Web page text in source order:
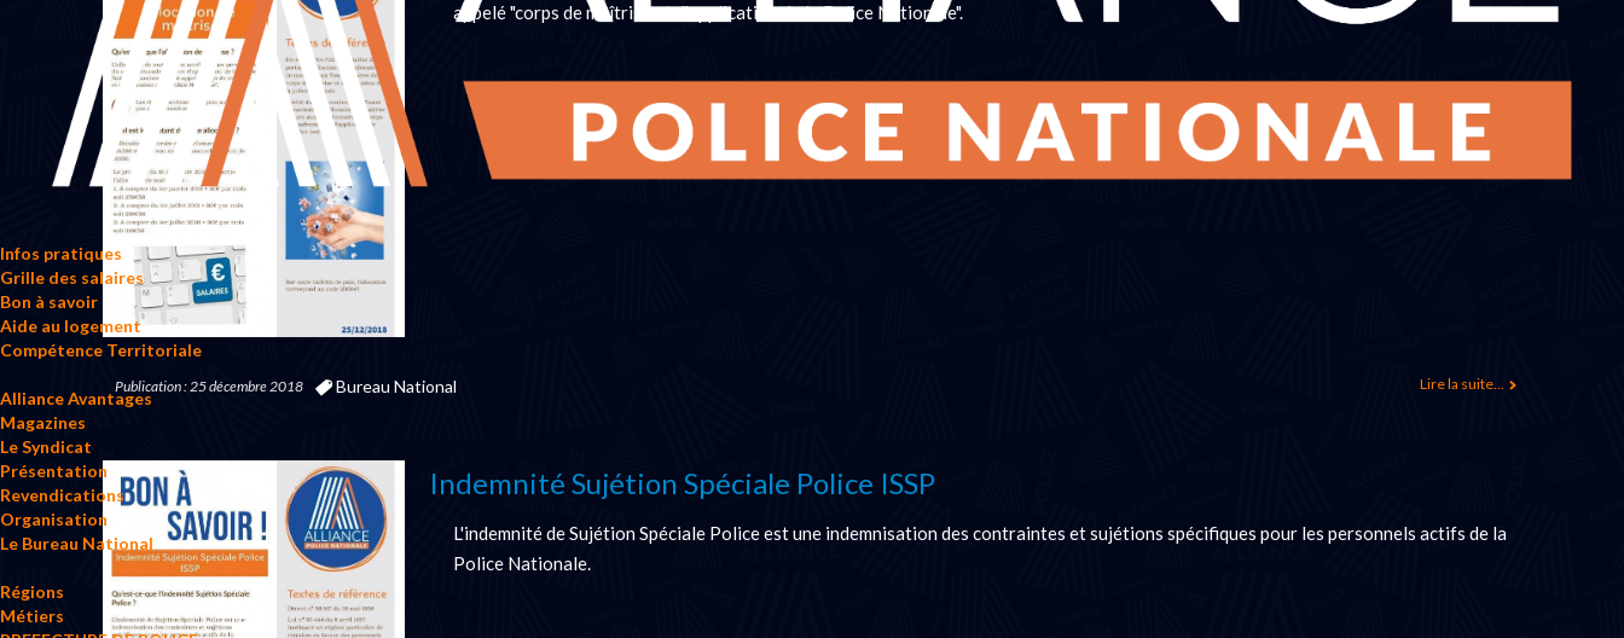
Infos pratiques
Grille des salaires
Bon à savoir
Aide au logement
Compétence Territoriale
Alliance Avantages
Magazines
Le Syndicat
Présentation
Revendications
Organisation
Le Bureau National
Régions
Métiers
appelé "corps de maîtrise et d'application de la Police Nationale".
Publication : 25 décembre 2018 Lire la suite...
Bureau National
Indemnité Sujétion Spéciale Police ISSP
L'indemnité de Sujétion Spéciale Police est une indemnisation des contraintes et sujétions spécifiques pour les personnels actifs de la
Police Nationale.